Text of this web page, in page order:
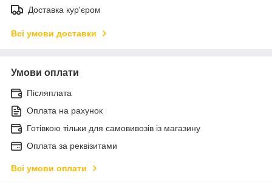
Доставка кур'єром
Всі умови доставки
Умови оплати
Післяплата
Оплата на рахунок
Готівкою тільки для самовивозів із магазину
Оплата за реквізитами
Всі умови оплати